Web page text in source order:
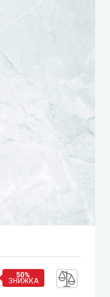
50%
ЗНИЖКА